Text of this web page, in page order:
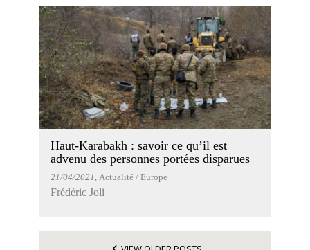
Haut-Karabakh : savoir ce qu’il est
advenu des personnes portées disparues
21/04/2021 , Actualité / Europe
Frédéric Joli